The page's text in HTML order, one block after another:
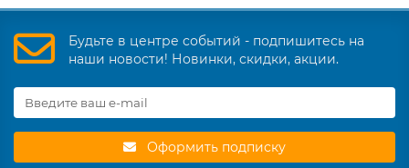
Будьте в центре событий - подпишитесь на
наши новости! Новинки, скидки, акции.
Оформить подписку